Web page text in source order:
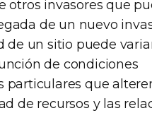
otros invasores que
de un nuevo
de un sitio puede
de condiciones
particulares que
de recursos y las